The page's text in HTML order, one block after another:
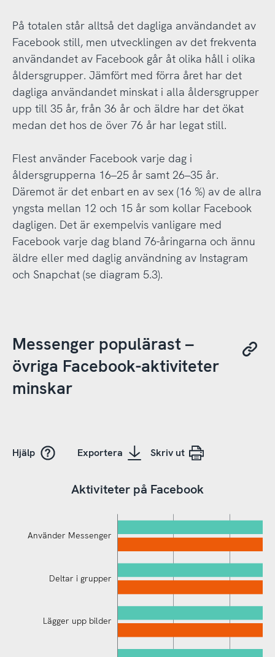
På totalen står alltså det dagliga användandet av
Facebook still, men utvecklingen av det frekventa
användandet av Facebook går åt olika håll i olika
åldersgrupper. Jämfört med förra året har det
dagliga användandet minskat i alla åldersgrupper
upp till 35 år, från 36 år och äldre har det ökat
medan det hos de över 76 år har legat still.
Flest använder Facebook varje dag i
åldersgrupperna 16–25 år samt 26–35 år.
Däremot är det enbart en av sex (16 %) av de allra
yngsta mellan 12 och 15 år som kollar Facebook
dagligen. Det är exempelvis vanligare med
Facebook varje dag bland 76-åringarna och ännu
äldre eller med daglig användning av Instagram
och Snapchat (se diagram 5.3).
Messenger populärast –
övriga Facebook-aktiviteter
minskar
Hjälp Exportera Skriv ut
Aktiviteter på Facebook
Använder Messenger
Deltar i grupper
Lägger upp bilder